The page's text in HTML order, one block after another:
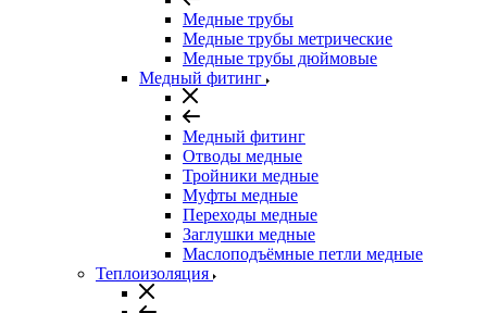
Медные трубы
Медные трубы метрические
Медные трубы дюймовые
Медный фитинг
Медный фитинг
Отводы медные
Тройники медные
Муфты медные
Переходы медные
Заглушки медные
Маслоподъёмные петли медные
Теплоизоляция